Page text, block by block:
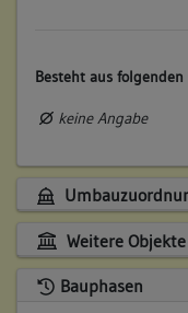
Besteht aus
keine Angabe
Weitere
Bauphasen